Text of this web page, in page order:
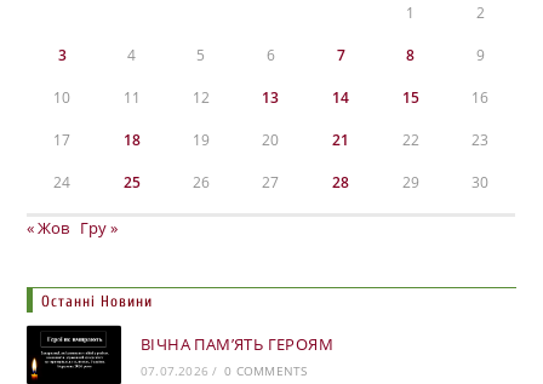
1 2
3 4 5 6 7 8 9
10 11 12 13 14 15 16
17 18 19 20 21 22 23
24 25 26 27 28 29 30
« Жов Гру »
Останні Новини
ВІЧНА ПАМ’ЯТЬ ГЕРОЯМ
07.07.2026 / 0 COMMENTS